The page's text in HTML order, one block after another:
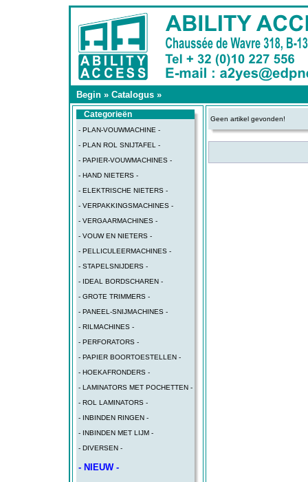
Begin » Catalogus »
Categorieën
- PLAN-VOUWMACHINE -
- PLAN ROL SNIJTAFEL -
- PAPIER-VOUWMACHINES -
- HAND NIETERS -
- ELEKTRISCHE NIETERS -
- VERPAKKINGSMACHINES -
- VERGAARMACHINES -
- VOUW EN NIETERS -
- PELLICULEERMACHINES -
- STAPELSNIJDERS -
- IDEAL BORDSCHAREN -
- GROTE TRIMMERS -
- PANEEL-SNIJMACHINES -
- RILMACHINES -
- PERFORATORS -
- PAPIER BOORTOESTELLEN -
- HOEKAFRONDERS -
- LAMINATORS MET POCHETTEN -
- ROL LAMINATORS -
- INBINDEN RINGEN -
- INBINDEN MET LIJM -
- DIVERSEN -
- NIEUW -
Geen artikel gevonden!